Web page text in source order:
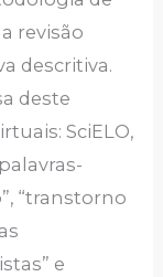
revisão
descritiva.
deste
SciELO,
“transtorno
e